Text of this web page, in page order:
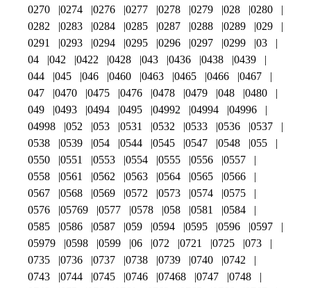
0270 0274 0276 0277 0278 0279 028
0280
0282
0283 0284 0285 0287 0288 0289
029
0291
0293 0294 0295 0296 0297 0299
03
04
042 0422 0428 043 0436 0438
0439
044
045 046 0460 0463 0465 0466
0467
047
0470 0475 0476 0478 0479 048
0480
049
0493 0494 0495 04992 04994
04996
04998
052 053 0531 0532 0533 0536
0537
0538
0539 054 0544 0545 0547 0548
055
0550
0551 0553 0554 0555 0556
0557
0558
0561 0562 0563 0564 0565
0566
0567
0568 0569 0572 0573 0574
0575
0576
05769 0577 0578 058 0581
0584
0585
0586 0587 059 0594 0595 0596
0597
05979
0598 0599 06 072 0721 0725
073
0735
0736 0737 0738 0739 0740
0742
0743
0744 0745 0746 07468 0747
0748